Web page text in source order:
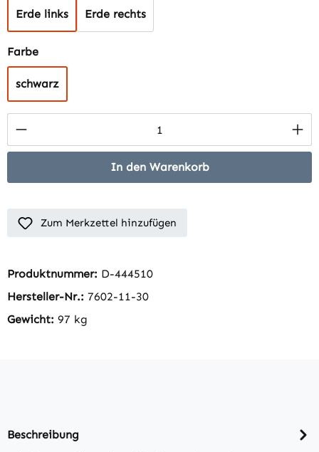
Erde links Erde rechts
Farbeauswählen
schwarz
Produkt Anzahl: Gib den gewünschten
In den Warenkorb
Zum Merkzettel hinzufügen
Produktnummer: D-444510
Hersteller-Nr.: 7602-11-30
Gewicht: 97 kg
Beschreibung